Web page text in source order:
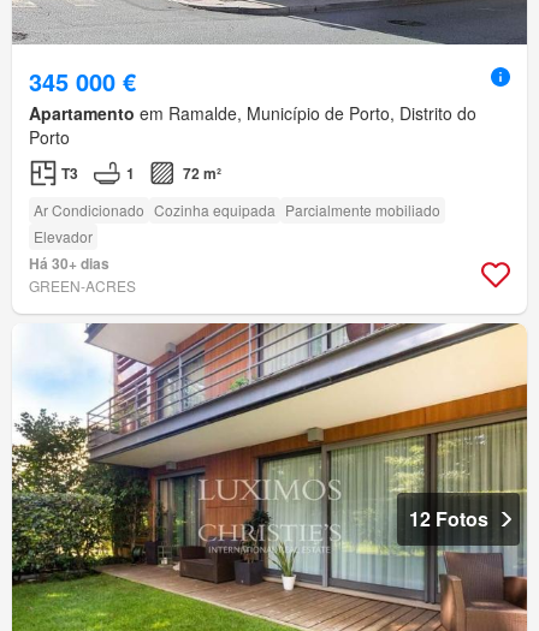
345 000 €
Apartamento em Ramalde, Município de Porto, Distrito do
Porto
T3 1 72 m²
Ar Condicionado Cozinha equipada Parcialmente mobiliado
Elevador
Há 30+ dias
GREEN-ACRES
12 Fotos